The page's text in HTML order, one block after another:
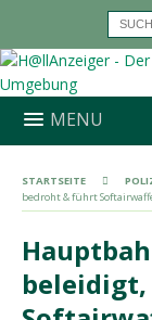
MENU
STARTSEITE
bedroht & führt